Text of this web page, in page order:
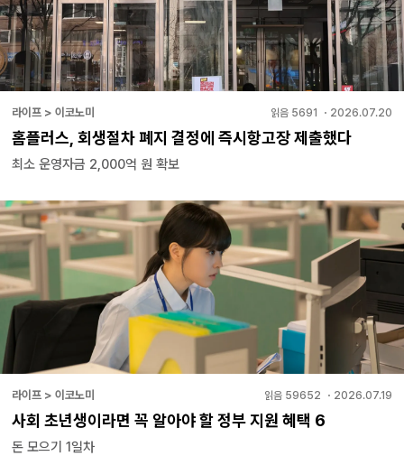
라이프 > 이코노미 읽음 5691 ・ 2026.07.20
홈플러스, 회생절차 폐지 결정에 즉시항고장 제출했다
최소 운영자금 2,000억 원 확보
라이프 > 이코노미 읽음 59652 ・ 2026.07.19
사회 초년생이라면 꼭 알아야 할 정부 지원 혜택 6
돈 모으기 1일차